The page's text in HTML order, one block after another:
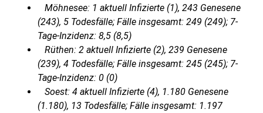
Möhnesee: 1 aktuell Infizierte (1), 243 Genesene
(243), 5 Todesfälle; Fälle insgesamt: 249 (249); 7-
Tage-Inzidenz: 8,5 (8,5)
Rüthen: 2 aktuell Infizierte (2), 239 Genesene
(239), 4 Todesfälle; Fälle insgesamt: 245 (245); 7-
Tage-Inzidenz: 0 (0)
Soest: 4 aktuell Infizierte (4), 1.180 Genesene
(1.180), 13 Todesfälle; Fälle insgesamt: 1.197